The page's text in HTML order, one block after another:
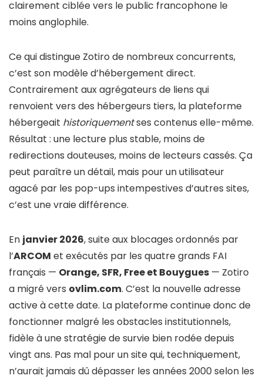
clairement ciblée vers le public francophone le
moins anglophile.
Ce qui distingue Zotiro de nombreux concurrents,
c’est son modèle d’hébergement direct.
Contrairement aux agrégateurs de liens qui
renvoient vers des hébergeurs tiers, la plateforme
hébergeait historiquementses contenus elle-même.
Résultat : une lecture plus stable, moins de
redirections douteuses, moins de lecteurs cassés. Ça
peut paraître un détail, mais pour un utilisateur
agacé par les pop-ups intempestives d’autres sites,
c’est une vraie différence.
En janvier 2026, suite aux blocages ordonnés par
l’ARCOM et exécutés par les quatre grands FAI
français — Orange, SFR, Free et Bouygues — Zotiro
a migré vers ovlim.com. C’est la nouvelle adresse
active à cette date. La plateforme continue donc de
fonctionner malgré les obstacles institutionnels,
fidèle à une stratégie de survie bien rodée depuis
vingt ans. Pas mal pour un site qui, techniquement,
n’aurait jamais dû dépasser les années 2000 selon les